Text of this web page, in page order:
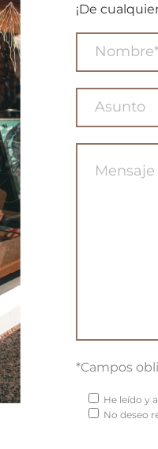
¡De
*Campos
He leído y
No deseo